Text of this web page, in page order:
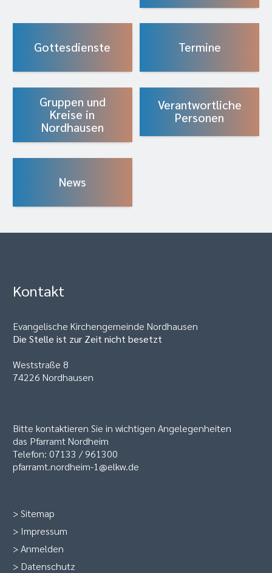
Gottesdienste Termine
Gruppen und
Kreise in
Nordhausen
Verantwortliche
Personen
News
Kontakt
Evangelische Kirchengemeinde Nordhausen
Die Stelle ist zur Zeit nicht besetzt
Weststraße 8
74226 Nordhausen
Bitte kontaktieren Sie in wichtigen Angelegenheiten
das Pfarramt Nordheim
Telefon: 07133 / 961300
pfarramt.nordheim-1@elkw.de
>Sitemap
> Impressum
>Anmelden
> Datenschutz